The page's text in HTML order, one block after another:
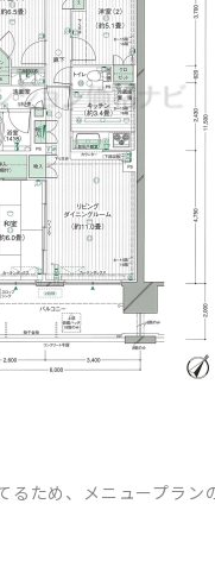
ため、メニュープラン